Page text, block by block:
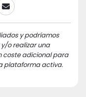
y podríamos
o realizar una
coste adicional para
plataforma activa.